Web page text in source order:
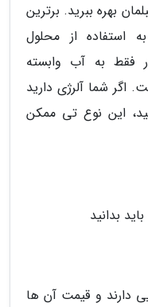
بهره ببرید. برترین
از محلول
فقط به آب وابسته
شما آلرژی دارید
این نوع تی ممکن
بدانید
دارند و قیمت آن ها